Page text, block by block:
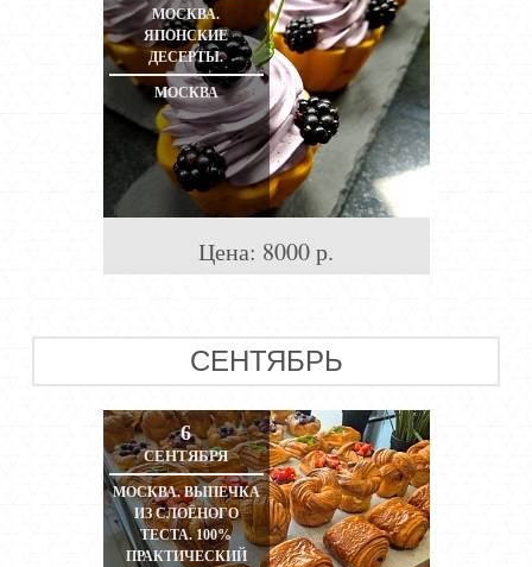
МОСКВА.
ЯПОНСКИЕ
ДЕСЕРТЫ.
МОСКВА
Цена: 8000р.
СЕНТЯБРЬ
6
СЕНТЯБРЯ
МОСКВА. ВЫПЕЧКА
ИЗ СЛОЁНОГО
ТЕСТА. 100%
ПРАКТИЧЕСКИЙ